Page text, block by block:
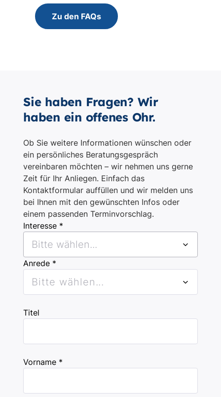
Sie haben Fragen? Wir
haben ein offenes Ohr.
Ob Sie weitere Informationen wünschen oder
ein persönliches Beratungsgespräch
vereinbaren möchten – wir nehmen uns gerne
Zeit für Ihr Anliegen. Einfach das
Kontaktformular auffüllen und wir melden uns
bei Ihnen mit den gewünschten Infos oder
einem passenden Terminvorschlag.
Interesse *
Bitte wählen...
Anrede *
Bitte wählen...
Titel
Vorname *